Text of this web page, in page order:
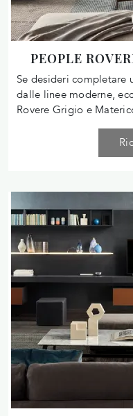
PEOPLE
Se desideri
dalle linee moderne,
Rovere Grigio e